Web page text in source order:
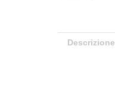
Descrizione